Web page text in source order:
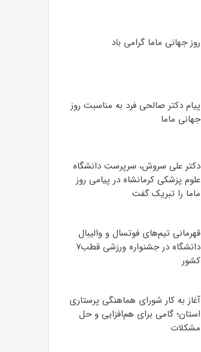
روز جهانی ماما گرامی باد
پیام دکتر صالحی فرد به مناسبت روز
جهانی ماما
دکتر علی سروش، سرپرست دانشگاه
علوم پزشکی کرمانشاه در پیامی روز
ماما را تبریک گفت
قهرمانی تیم‌های فوتسال و والیبال
دانشگاه در جشنواره ورزشی قطب۷
کشور
آغاز به کار شورای هماهنگی پرستاری
استان؛ گامی برای هم‌افزایی و حل
مشکلات